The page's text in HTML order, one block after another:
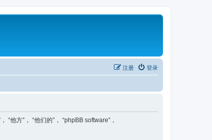
登录
注册
“他方”， “他们的”， “phpBB software”，